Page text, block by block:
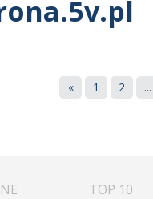
« 1 2 ...
TOP 10